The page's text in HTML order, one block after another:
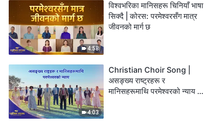
4:58
विश्वभरिका मानिसहरू चिनियाँ भाषा
सिक्दै | कोरस: परमेश्‍वरसँग मात्र
जीवनको मार्ग छ
4:03
Christian Choir Song |
असङ्ख्य राष्ट्रहरू र
मानिसहरूमाथि परमेश्‍वरको न्याय |